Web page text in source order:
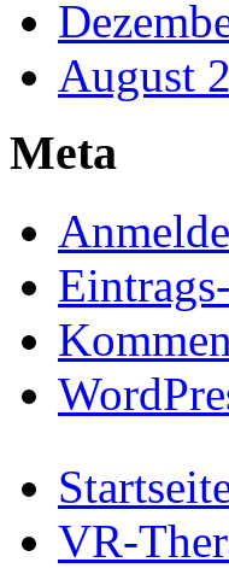
August
Meta
VR-